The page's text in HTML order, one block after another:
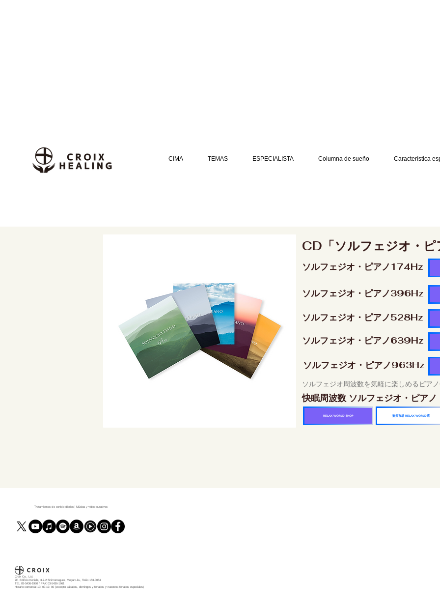
CIMA TEMAS ESPECIALISTA Columna de sueño Característica
CD「ソルフェジオ・
ソルフェジオ・ピアノ174Hz
ソルフェジオ・ピアノ396Hz
ソルフェジオ・ピアノ528Hz
ソルフェジオ・ピアノ639Hz
ソルフェジオ・ピアノ963Hz
ソルフェジオ周波数を気軽に楽しめるピア
快眠周波数 ソルフェジオ・ピア
RELAX WORLD SHOP 楽天市場 RELAX WORLD店
Tratamientos de sonido diarios | Música y video curativos
Croix Co., Ltd.
7F, Edificio Konishi, 3-7-2 Shimomeguro, Meguro-ku, Tokio 153-0064
TEL 03-5436-1960 / FAX 03-5436-1961
Horario comercial 10: 00-19: 00 (excepto sábados, domingos y feriados y nuestros feriados especiales)